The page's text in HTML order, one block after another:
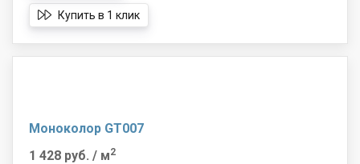
Купить в 1 клик
Моноколор GT007
1 428 руб. / м2